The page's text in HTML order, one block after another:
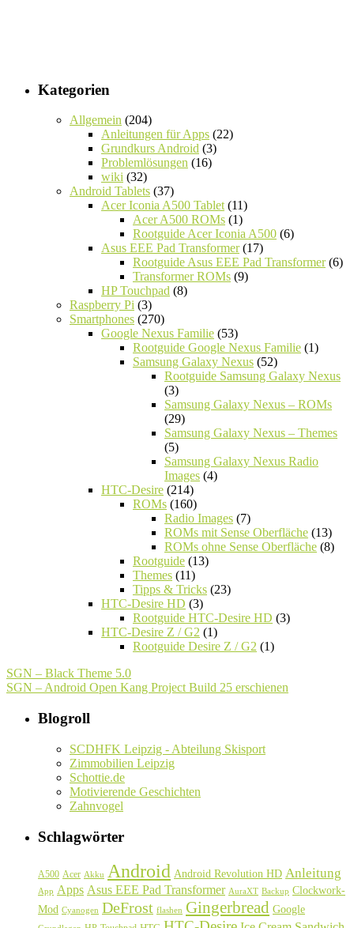
Kategorien
Allgemein (204)
Anleitungen für Apps (22)
Grundkurs Android (3)
Problemlösungen (16)
wiki (32)
Android Tablets (37)
Acer Iconia A500 Tablet (11)
Acer A500 ROMs (1)
Rootguide Acer Iconia A500 (6)
Asus EEE Pad Transformer(17)
Rootguide Asus EEE Pad Transformer(6)
Transformer ROMs (9)
HP Touchpad (8)
Raspberry Pi (3)
Smartphones (270)
Google Nexus Familie (53)
Rootguide Google Nexus Familie (1)
Samsung Galaxy Nexus (52)
Rootguide Samsung Galaxy Nexus
(3)
Samsung Galaxy Nexus – ROMs
(29)
Samsung Galaxy Nexus – Themes
(5)
Samsung Galaxy Nexus Radio
Images (4)
HTC-Desire (214)
ROMs (160)
Radio Images (7)
ROMs mit Sense Oberfläche (13)
ROMs ohne Sense Oberfläche (8)
Rootguide (13)
Themes (11)
Tipps & Tricks (23)
HTC-Desire HD (3)
Rootguide HTC-Desire HD (3)
HTC-Desire Z / G2 (1)
Rootguide Desire Z / G2 (1)
SGN – Black Theme 5.0
SGN – Android Open Kang Project Build 25 erschienen
Blogroll
SCDHFK Leipzig - Abteilung Skisport
Zimmobilien Leipzig
Schottie.de
Motivierende Geschichten
Zahnvogel
Schlagwörter
A500 Acer Akku Android Android Revolution HD Anleitung
App Apps Asus EEE Pad Transformer AuraXT Backup Clockwork-
Mod Cyanogen DeFrost flashen Gingerbread Google